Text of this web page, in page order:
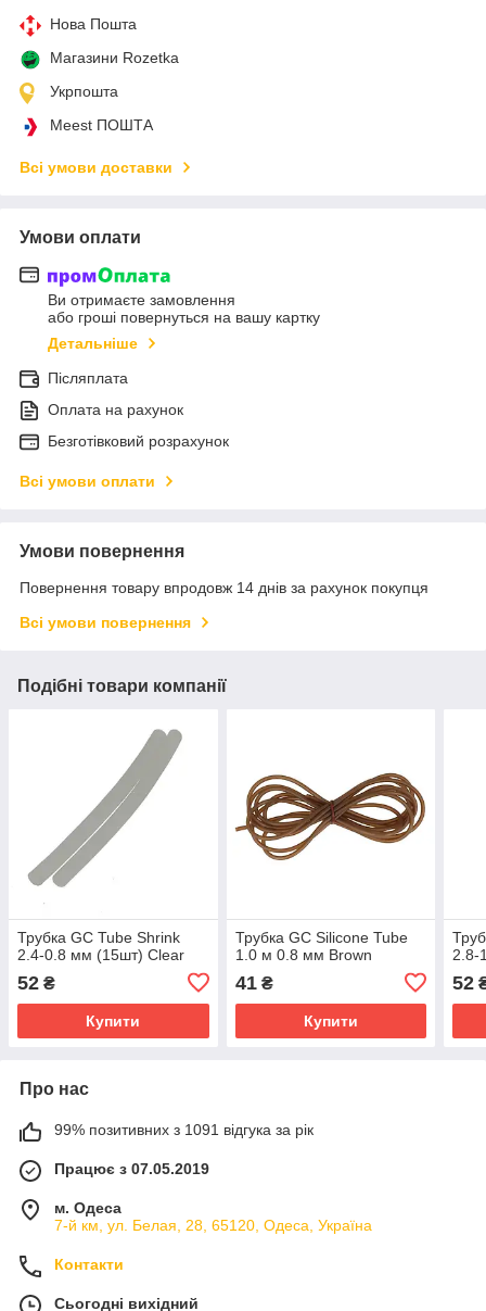
Нова Пошта
Магазини Rozetka
Укрпошта
Meest ПОШТА
Всі умови доставки
Умови оплати
Ви отримаєте замовлення
або гроші повернуться на вашу картку
Детальніше
Післяплата
Оплата на рахунок
Безготівковий розрахунок
Всі умови оплати
Умови повернення
Повернення товару впродовж 14 днів за рахунок покупця
Всі умови повернення
Подібні товари компанії
Трубка GC Tube Shrink
2.4-0.8 мм (15шт) Clear
52 ₴
Купити
Трубка GC Silicone Tube
1.0 м 0.8 мм Brown
41₴
Купити
2.8-
52
Про нас
99% позитивних з 1091 відгука за рік
Працює з 07.05.2019
м. Одеса
7-й км, ул. Белая, 28, 65120, Одеса, Україна
Контакти
Сьогодні вихідний